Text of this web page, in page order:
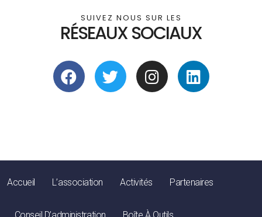
SUIVEZ NOUS SUR LES
RÉSEAUX SOCIAUX
Accueil L’association Activités Partenaires